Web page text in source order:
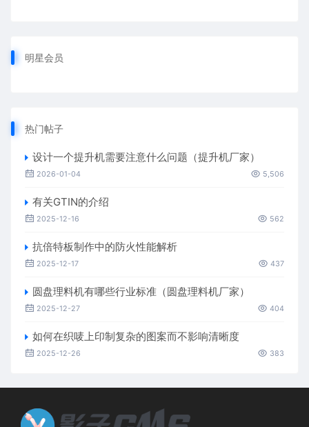
明星会员
热门帖子
设计一个提升机需要注意什么问题（提升机厂家）
2026-01-04 5,506
有关GTIN的介绍
2025-12-16 562
抗倍特板制作中的防火性能解析
2025-12-17 437
圆盘理料机有哪些行业标准（圆盘理料机厂家）
2025-12-27 404
如何在织唛上印制复杂的图案而不影响清晰度
2025-12-26 383